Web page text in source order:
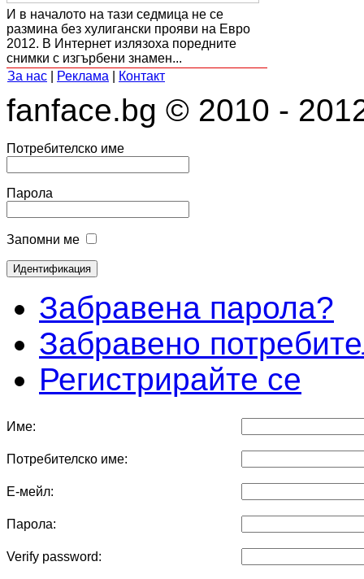
И в началото на тази седмица не се
размина без хулигански прояви на Евро
2012. В Интернет излязоха поредните
снимки с изгърбени знамен...
За нас
Реклама Контакт
fanface.bg © 2010 -
Потребителско име
Парола
Запомни ме
Забравена парола?
Забравено
Регистрирайте се
Име:
Потребителско име:
Е-мейл:
Парола:
Verify password: